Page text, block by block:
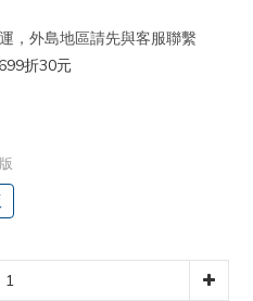
，外島地區請先與客服聯繫
折30元